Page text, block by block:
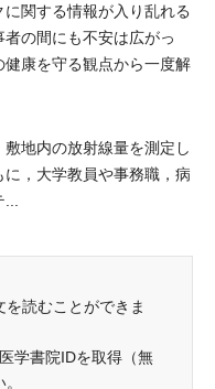
関する情報が入り乱れる
の間にも不安は広がっ
康を守る観点から一度解
地内の放射線量を測定し
，大学教員や事務職，病
読むことができま
学書院IDを取得（無